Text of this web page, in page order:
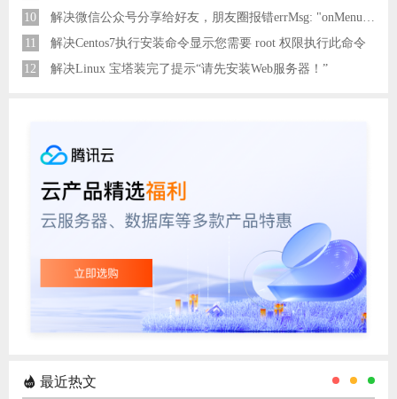
10
解决微信公众号分享给好友，朋友圈报错errMsg: "onMenuShareAppMessage:fail, the permission value is offline verifying"
11
解决Centos7执行安装命令显示您需要 root 权限执行此命令
12
解决Linux 宝塔装完了提示“请先安装Web服务器！”
最近热文